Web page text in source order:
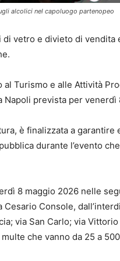
alcolici nel capoluogo partenopeo
vetro e divieto di vendita
al Turismo e alle Attività
Napoli prevista per venerdì
è finalizzata a garantire
durante l’evento
8 maggio 2026 nelle
Console,
via San Carlo; via
che vanno da 25 a